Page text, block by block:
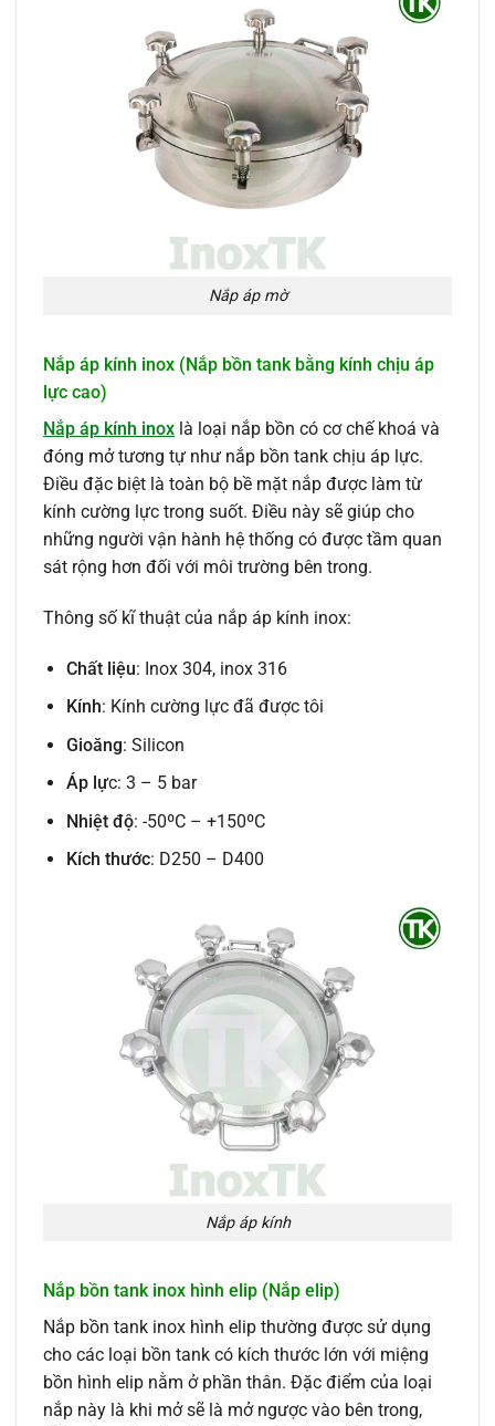
Nắp áp mờ
Nắp áp kính inox (Nắp bồn tank bằng kính chịu áp
lực cao)
Nắp áp kính inox là loại nắp bồn có cơ chế khoá và
đóng mở tương tự như nắp bồn tank chịu áp lực.
Điều đặc biệt là toàn bộ bề mặt nắp được làm từ
kính cường lực trong suốt. Điều này sẽ giúp cho
những người vận hành hệ thống có được tầm quan
sát rộng hơn đối với môi trường bên trong.
Thông số kĩ thuật của nắp áp kính inox:
Chất liệu: Inox 304, inox 316
Kính: Kính cường lực đã được tôi
Gioăng: Silicon
Áp lực: 3 – 5 bar
Nhiệt độ: -50ºC – +150ºC
Kích thước: D250 – D400
Nắp áp kính
Nắp bồn tank inox hình elip (Nắp elip)
Nắp bồn tank inox hình elip thường được sử dụng
cho các loại bồn tank có kích thước lớn với miệng
bồn hình elip nằm ở phần thân. Đặc điểm của loại
nắp này là khi mở sẽ là mở ngược vào bên trong,